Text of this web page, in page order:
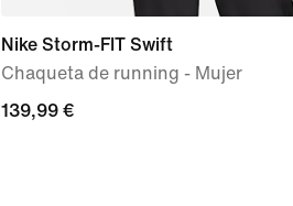
Nike Storm-FIT Swift
Chaqueta de running - Mujer
139,99 €
139,99 €